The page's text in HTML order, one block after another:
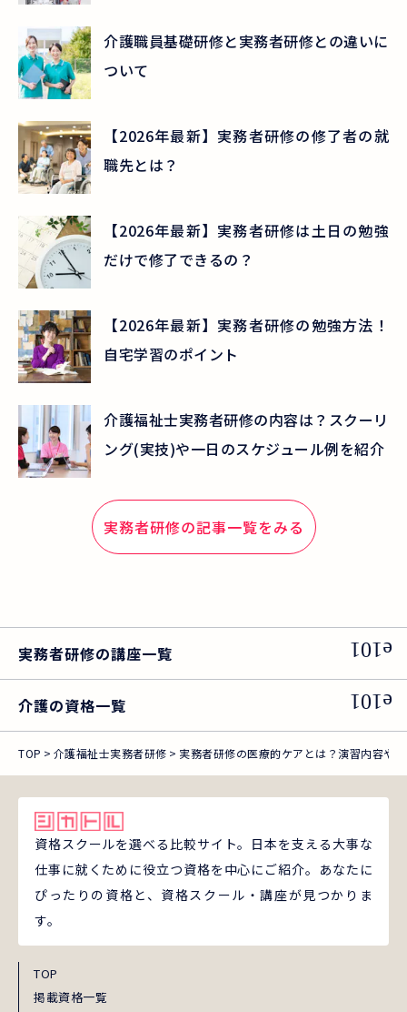
介護職員基礎研修と実務者研修との違いに
ついて
【2026年最新】実務者研修の修了者の就
職先とは？
【2026年最新】実務者研修は土日の勉強
だけで修了できるの？
【2026年最新】実務者研修の勉強方法！
自宅学習のポイント
介護福祉士実務者研修の内容は？スクーリ
ング(実技)や一日のスケジュール例を紹介
実務者研修の記事一覧をみる
実務者研修の講座一覧
介護の資格一覧
TOP 介護福祉士実務者研修 実務者研修の医療的ケアとは？演習内容や
資格スクールを選べる比較サイト。日本を支える大事な
仕事に就くために役立つ資格を中心にご紹介。あなたに
ぴったりの資格と、資格スクール・講座が見つかりま
す。
TOP
掲載資格一覧